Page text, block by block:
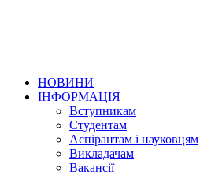
НОВИНИ
ІНФОРМАЦІЯ
Вступникам
Студентам
Аспірантам і науковцям
Викладачам
Вакансії